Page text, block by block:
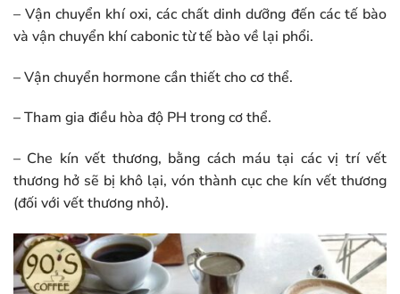
– Vận chuyển khí oxi, các chất dinh dưỡng đến các tế bào
và vận chuyển khí cabonic từ tế bào về lại phổi.
– Vận chuyển hormone cần thiết cho cơ thể.
– Tham gia điều hòa độ PH trong cơ thể.
– Che kín vết thương, bằng cách máu tại các vị trí vết
thương hở sẽ bị khô lại, vón thành cục che kín vết thương
(đối với vết thương nhỏ).